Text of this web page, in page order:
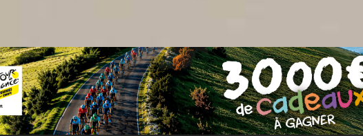
Besoin d'une estimationgratuitepour votre bien ?
Prendre rendez-vous avec un professionnel